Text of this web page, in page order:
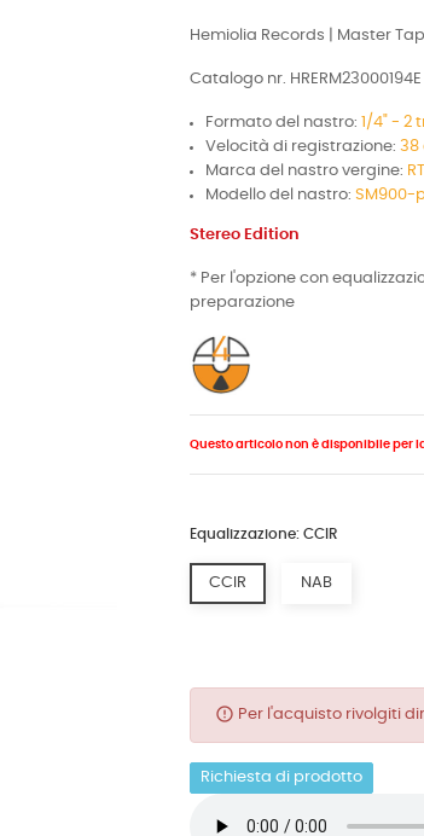
Hemiolia Records | Master
Catalogo nr. HRERM23000194E
Formato del nastro: 1/4" - 2
Velocità di registrazione: 38
Marca del nastro vergine:
Modello del nastro: SM900-
Stereo Edition
* Per l'opzione con
preparazione
Questo articolo non è disponibile per
Equalizzazione: CCIR
CCIR NAB
error_outline Per l'acquisto rivolgiti
Richiesta di prodotto